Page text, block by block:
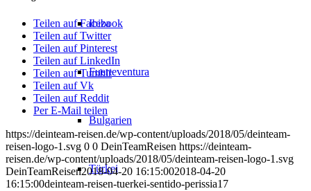
Ibiza
Fuerteventura
Bulgarien
Türkei
Teilen auf Facebook
Teilen auf Twitter
Teilen auf Pinterest
Teilen auf LinkedIn
Teilen auf Tumblr
Teilen auf Vk
Teilen auf Reddit
Per E-Mail teilen
https://deinteam-reisen.de/wp-content/uploads/2018/05/deinteam-
reisen-logo-1.svg 0 0 DeinTeamReisen https://deinteam-
reisen.de/wp-content/uploads/2018/05/deinteam-reisen-logo-1.svg
DeinTeamReisen2018-04-20 16:15:002018-04-20
16:15:00deinteam-reisen-tuerkei-sentido-perissia17